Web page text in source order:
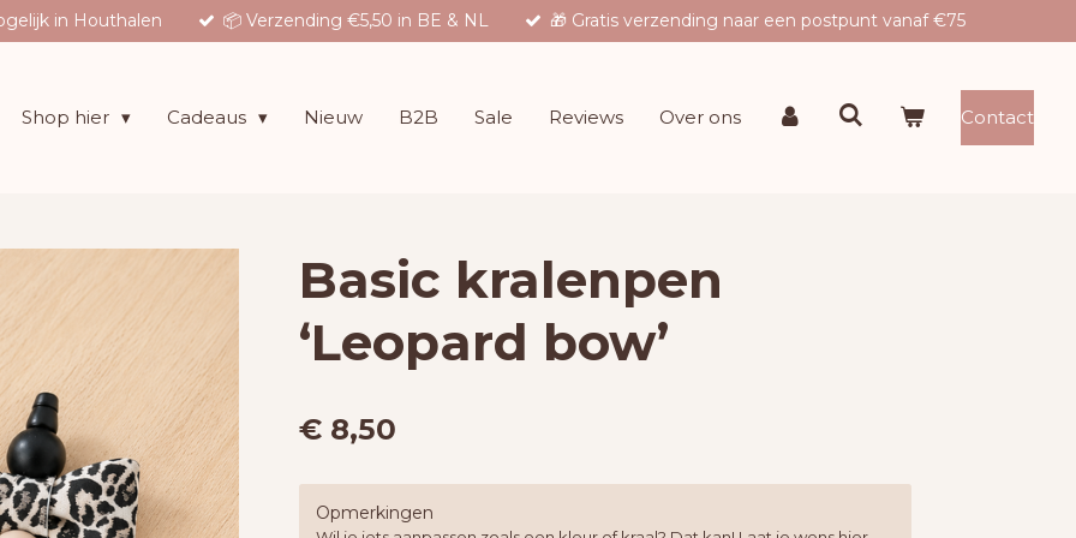
in Houthalen 📦 Verzending €5,50 in BE & NL 🎁 Gratis verzending naar een postpunt vanaf €75
Shop hier Cadeaus Nieuw B2B Sale Reviews Over ons Contact
Basic kralenpen
‘Leopard bow’
€ 8,50
Opmerkingen